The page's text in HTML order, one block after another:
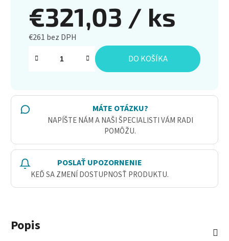
€321,03 / ks
€261 bez DPH
Jednotková cena:
DO KOŠÍKA
MÁTE OTÁZKU?
NAPÍŠTE NÁM A NAŠI ŠPECIALISTI VÁM RADI
POMÔŽU.
POSLAŤ UPOZORNENIE
KEĎ SA ZMENÍ DOSTUPNOSŤ PRODUKTU.
Popis